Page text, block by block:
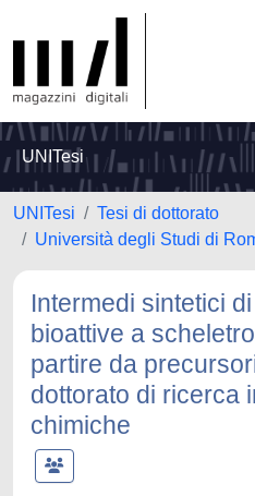
UNITesi
UNITesi
Tesi di dottorato
Università degli Studi di
Intermedi sintetici
bioattive a
partire da
dottorato di ricerca
chimiche